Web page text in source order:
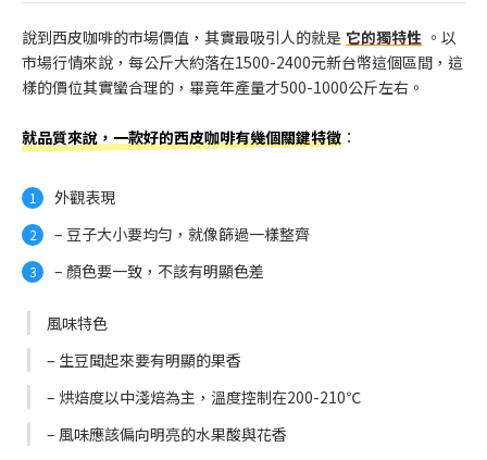
說到西皮咖啡的市場價值，其實最吸引人的就是 它的獨特性 。以
市場行情來說，每公斤大約落在1500-2400元新台幣這個區間，這
樣的價位其實蠻合理的，畢竟年產量才500-1000公斤左右。
就品質來說，一款好的西皮咖啡有幾個關鍵特徵 ：
外觀表現
– 豆子大小要均勻，就像篩過一樣整齊
– 顏色要一致，不該有明顯色差
風味特色
– 生豆聞起來要有明顯的果香
– 烘焙度以中淺焙為主，溫度控制在200-210℃
– 風味應該偏向明亮的水果酸與花香